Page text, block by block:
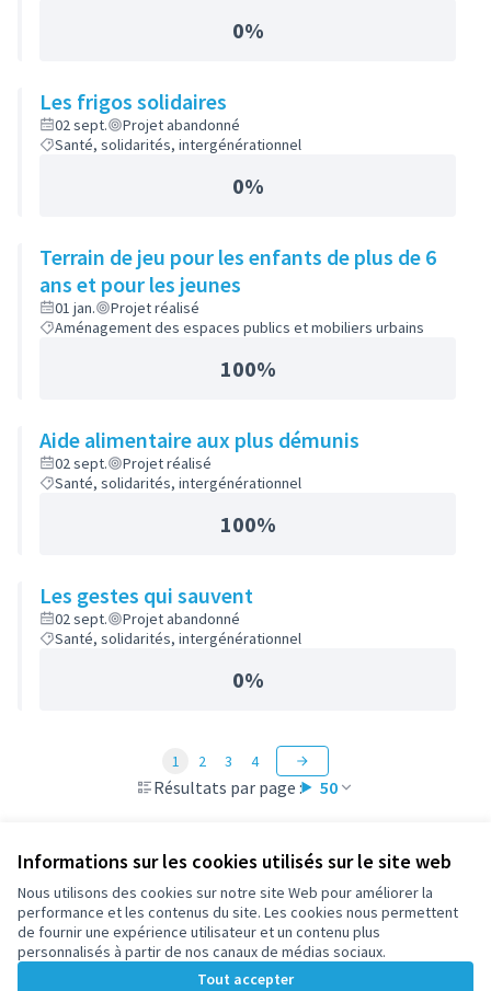
Informations sur les cookies utilisés sur le site web
Nous utilisons des cookies sur notre site Web pour améliorer la
performance et les contenus du site. Les cookies nous permettent
de fournir une expérience utilisateur et un contenu plus
personnalisés à partir de nos canaux de médias sociaux.
Tout accepter
0%
Les frigos solidaires
02 sept.
Projet abandonné
Santé, solidarités, intergénérationnel
0%
Terrain de jeu pour les enfants de plus de 6
ans et pour les jeunes
01 jan.
Projet réalisé
Aménagement des espaces publics et mobiliers urbains
100%
Aide alimentaire aux plus démunis
02 sept.
Projet réalisé
Santé, solidarités, intergénérationnel
100%
Les gestes qui sauvent
02 sept.
Projet abandonné
Santé, solidarités, intergénérationnel
0%
Résultats par page : 50
1 2 3 4
Conditions d'utilisation
Paramètres des cookies
participez.nanterre.fr sur X
(Lien externe)
participez.nanterre.fr sur Facebook
participez.nanterre.fr sur Instagram
participez.nanterre.fr sur YouTube
(Lien externe)
participez.nanterre.fr sur GitHub
(Lien externe)